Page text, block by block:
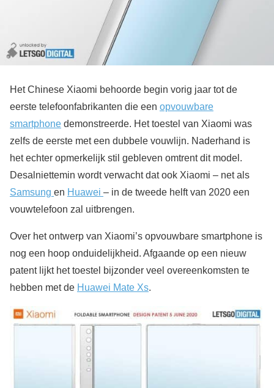
Het Chinese Xiaomi behoorde begin vorig jaar tot de
eerste telefoonfabrikanten die een opvouwbare
smartphone demonstreerde. Het toestel van Xiaomi was
zelfs de eerste met een dubbele vouwlijn. Naderhand is
het echter opmerkelijk stil gebleven omtrent dit model.
Desalniettemin wordt verwacht dat ook Xiaomi – net als
Samsung en Huawei – in de tweede helft van 2020 een
vouwtelefoon zal uitbrengen.
Over het ontwerp van Xiaomi’s opvouwbare smartphone is
nog een hoop onduidelijkheid. Afgaande op een nieuw
patent lijkt het toestel bijzonder veel overeenkomsten te
hebben met de Huawei Mate Xs.